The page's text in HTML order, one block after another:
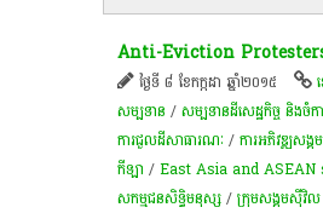
Anti-Eviction
ថ្ងៃទី ៨ ខែកក្កដា ឆ្នាំ២០១៥
សម្បទាន /សម្បទានដីសេដ្ឋកិច្ច និងចំក
ការជួលដីសាធារណៈ /ការ​អភិវឌ្ឍ​សង្គម
កីឡា /East Asia and
សកម្មជនសិទ្ធិមនុស្ស/ក្រុម​សង្គម​ស៊ីវិល​